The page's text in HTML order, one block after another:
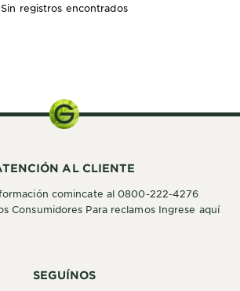
Sin registros encontrados
SEGUÍNOS
AL CLIENTE
comincate al 0800-222-4276
Consumidores Para reclamos Ingrese aquí